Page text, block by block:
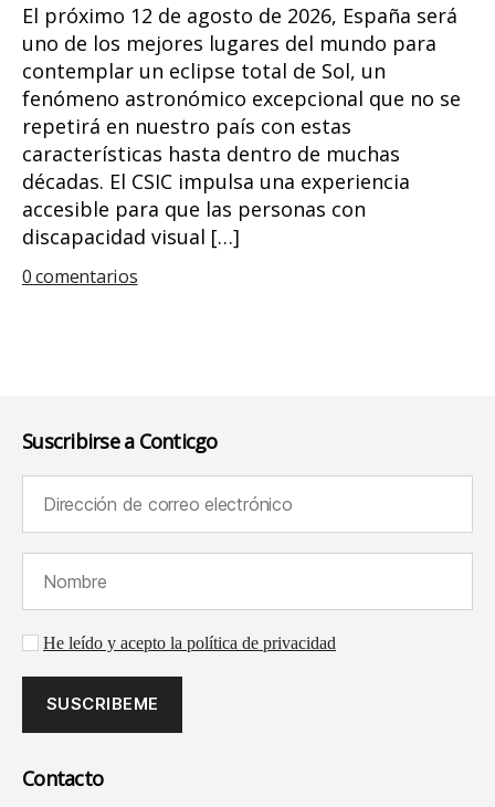
El próximo 12 de agosto de 2026, España será
uno de los mejores lugares del mundo para
contemplar un eclipse total de Sol, un
fenómeno astronómico excepcional que no se
repetirá en nuestro país con estas
características hasta dentro de muchas
décadas. El CSIC impulsa una experiencia
accesible para que las personas con
discapacidad visual […]
0 comentarios
Suscribirse a Conticgo
Aceptación de la política de privacidad
He leído y acepto la política de privacidad
Contacto